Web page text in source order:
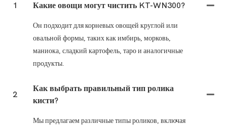
1 Какие овощи могут чистить KT-WN300?
Он подходит для корневых овощей круглой или
овальной формы, таких как имбирь, морковь,
маниока, сладкий картофель, таро и аналогичные
продукты.
2
Как выбрать правильный тип ролика
кисти?
Мы предлагаем различные типы роликов, включая